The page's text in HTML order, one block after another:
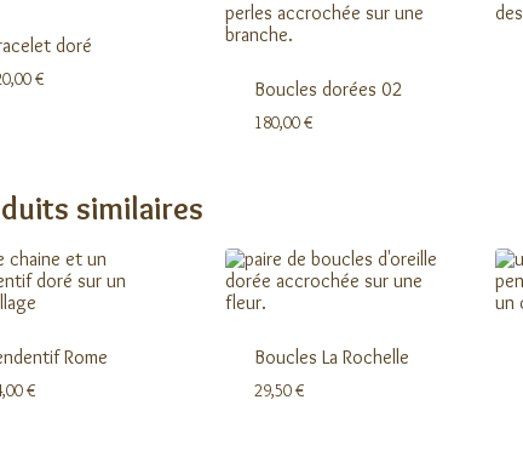
doré
€ Boucles dorées 02
180,00€
similaires
Rome
€
Boucles La Rochelle
29,50€